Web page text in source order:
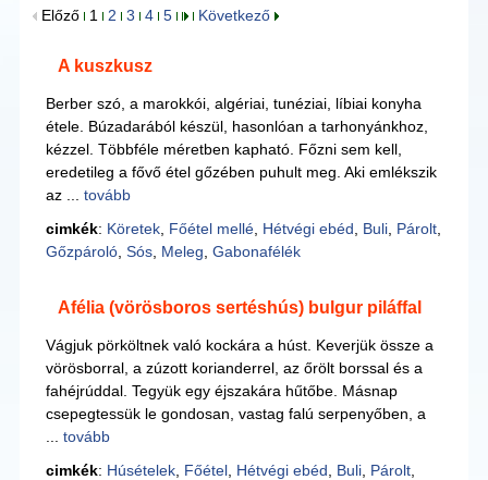
Előző 1 2 3 4 5 Következő
A kuszkusz
Berber szó, a marokkói, algériai, tunéziai, líbiai konyha
étele. Búzadarából készül, hasonlóan a tarhonyánkhoz,
kézzel. Többféle méretben kapható. Főzni sem kell,
eredetileg a fővő étel gőzében puhult meg. Aki emlékszik
az ... tovább
cimkék: Köretek, Főétel mellé, Hétvégi ebéd Buli, Párolt,
Gőzpároló, Sós, Meleg Gabonafélék
Afélia (vörösboros sertéshús) bulgur piláffal
Vágjuk pörköltnek való kockára a húst. Keverjük össze a
vörösborral, a zúzott korianderrel, az őrölt borssal és a
fahéjrúddal. Tegyük egy éjszakára hűtőbe. Másnap
csepegtessük le gondosan, vastag falú serpenyőben, a
tovább
cimkék: Húsételek, Főétel, Hétvégi ebéd Buli, Párolt,